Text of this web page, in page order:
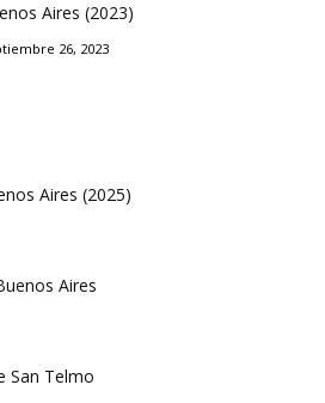
Aires (2023)
26, 2023
Aires (2025)
Aires
San Telmo